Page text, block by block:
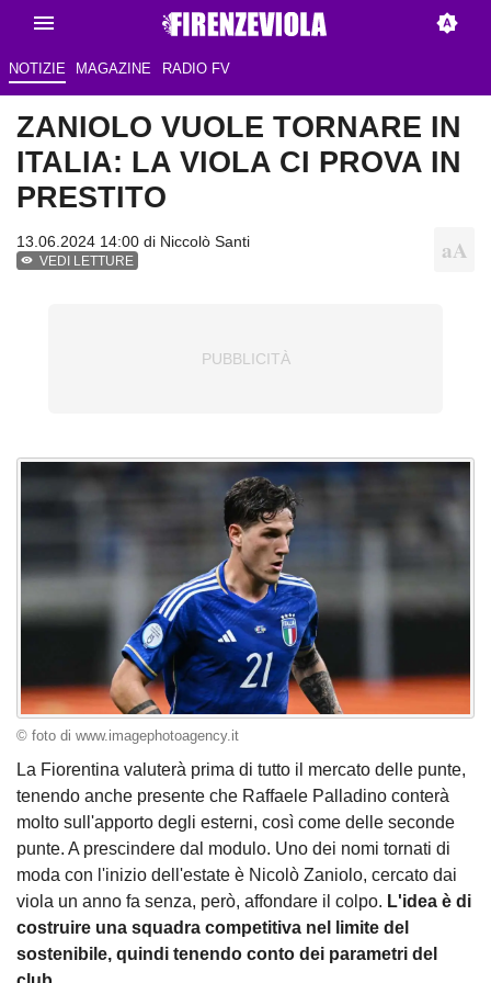
NOTIZIE MAGAZINE RADIO FV
ZANIOLO VUOLE TORNARE IN
ITALIA: LA VIOLA CI PROVA IN
PRESTITO
13.06.2024 14:00 di Niccolò Santi
VEDI LETTURE
© foto di www.imagephotoagency.it
La Fiorentina valuterà prima di tutto il mercato delle punte,
tenendo anche presente che Raffaele Palladino conterà
molto sull'apporto degli esterni, così come delle seconde
punte. A prescindere dal modulo. Uno dei nomi tornati di
moda con l'inizio dell'estate è Nicolò Zaniolo, cercato dai
viola un anno fa senza, però, affondare il colpo. L'idea è di
costruire una squadra competitiva nel limite del
sostenibile, quindi tenendo conto dei parametri del